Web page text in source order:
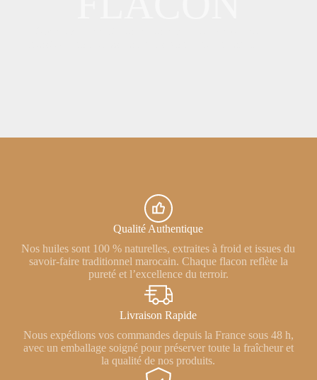
Qualité Authentique
Nos huiles sont 100 % naturelles, extraites à froid et issues du
savoir-faire traditionnel marocain. Chaque flacon reflète la
pureté et l’excellence du terroir.
Livraison Rapide
Nous expédions vos commandes depuis la France sous 48 h,
avec un emballage soigné pour préserver toute la fraîcheur et
la qualité de nos produits.